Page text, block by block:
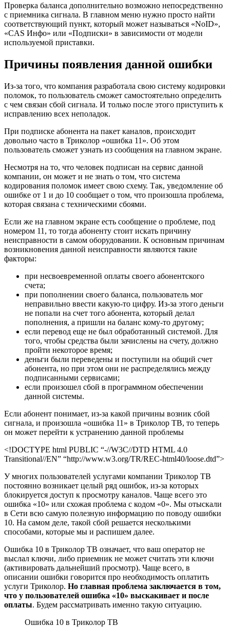
Проверка баланса дополнительно возможно непосредственно
с приемника сигнала. В главном меню нужно просто найти
соответствующий пункт, который может называться «NoID»,
«CAS Инфо» или «Подписки» в зависимости от модели
используемой приставки.
Причины появления данной ошибки
Из-за того, что компания разработала свою систему кодировки
поломок, то пользователь сможет самостоятельно определить
с чем связан сбой сигнала. И только после этого приступить к
исправлению всех неполадок.
При подписке абонента на пакет каналов, происходит
довольно часто в Триколор «ошибка 11». Об этом
пользователь сможет узнать из сообщения на главном экране.
Несмотря на то, что человек подписан на сервис данной
компании, он может и не знать о том, что система
кодирования поломок имеет свою схему. Так, уведомление об
ошибке от 1 и до 10 сообщает о том, что произошла проблема,
которая связана с техническими сбоями.
Если же на главном экране есть сообщение о проблеме, под
номером 11, то тогда абоненту стоит искать причину
неисправности в самом оборудовании. К основным причинам
возникновения данной неисправности являются такие
факторы:
при несвоевременной оплаты своего абонентского
счета;
при пополнении своего баланса, пользователь мог
неправильно ввести какую-то цифру. Из-за этого деньги
не попали на счет того абонента, который делал
пополнения, а пришли на баланс кому-то другому;
если перевод еще не был обработанный системой. Для
того, чтобы средства были зачислены на счету, должно
пройти некоторое время;
деньги были переведены и поступили на общий счет
абонента, но при этом они не распределялись между
подписанными сервисами;
если произошел сбой в программном обеспечении
данной системы.
Если абонент понимает, из-за какой причины возник сбой
сигнала, и произошла «ошибка 11» в Триколор ТВ, то теперь
он может перейти к устранению данной проблемы
<!DOCTYPE html PUBLIC “-//W3C//DTD HTML 4.0
Transitional//EN” “http://www.w3.org/TR/REC-html40/loose.dtd”>
У многих пользователей услугами компании Триколор ТВ
постоянно возникает целый ряд ошибок, из-за которых
блокируется доступ к просмотру каналов. Чаще всего это
ошибка «10» или схожая проблема с кодом «0». Мы отыскали
в Сети всю самую полезную информацию по поводу ошибки
10. На самом деле, такой сбой решается несколькими
способами, которые мы и распишем далее.
Ошибка 10 в Триколор ТВ означает, что ваш оператор не
выслал ключи, либо приемник не может считать эти ключи
(активировать дальнейший просмотр). Чаще всего, в
описании ошибки говорится про необходимость оплатить
услуги Триколор. Но главная проблема заключается в том,
что у пользователей ошибка «10» выскакивает и после
оплаты. Будем рассматривать именно такую ситуацию.
Ошибка 10 в Триколор ТВ